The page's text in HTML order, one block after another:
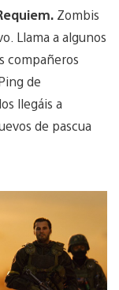
Zombis
Llama a algunos
compañeros
de
llegáis a
de pascua